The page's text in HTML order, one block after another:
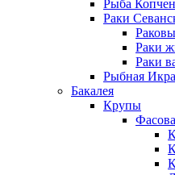
Рыба
Раки
Раки
Раки
Рыбная Икра
Бакалея
Крупы